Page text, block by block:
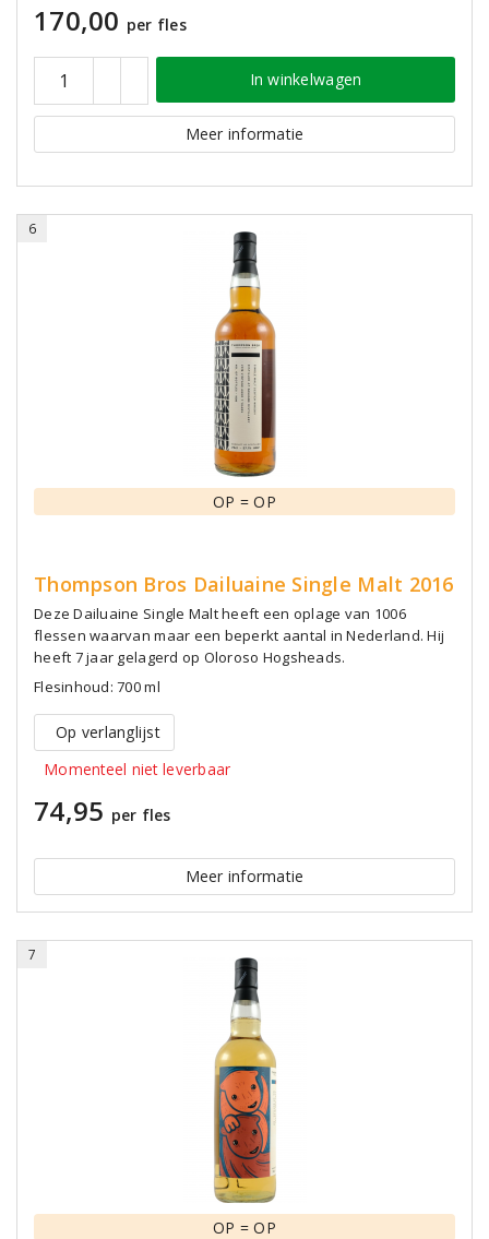
170,00 per fles
In winkelwagen
Meer informatie
6
OP = OP
Thompson Bros Dailuaine Single Malt 2016
Deze Dailuaine Single Malt heeft een oplage van 1006
flessen waarvan maar een beperkt aantal in Nederland. Hij
heeft 7 jaar gelagerd op Oloroso Hogsheads.
Flesinhoud: 700 ml
Op verlanglijst
Momenteel niet leverbaar
74,95 per fles
Meer informatie
7
OP = OP